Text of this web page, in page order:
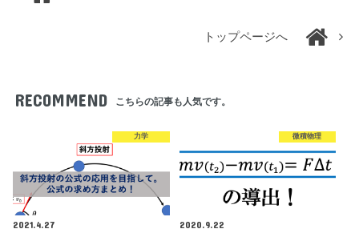
トップページへ
RECOMMEND こちらの記事も人気です。
力学
2021.4.27
微積物理
2020.9.22